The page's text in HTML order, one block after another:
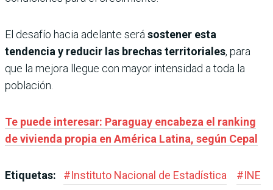
El desafío hacia adelante será sostener esta
tendencia y reducir las brechas territoriales, para
que la mejora llegue con mayor intensidad a toda la
población.
Te puede interesar: Paraguay encabeza el ranking
de vivienda propia en América Latina, según Cepal
Etiquetas: #Instituto Nacional de Estadística #INE